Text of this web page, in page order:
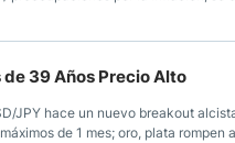
un máximo de 2 meses.
de 39 Años Precio Alto
JPY hace un nuevo breakout
de 1 mes; oro, plata rompen